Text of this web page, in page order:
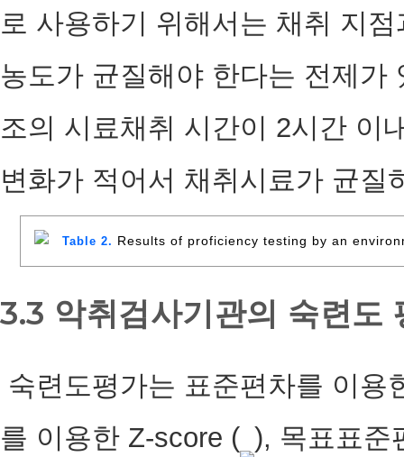
로 사용하기 위해서는 채취 지
농도가 균질해야 한다는 전제
조의 시료채취 시간이 2시간 이
변화가 적어서 채취시료가 균질
Table 2. Results of proficiency testing by an
3.3 악취검사기관의 숙련도
숙련도평가는 표준편차를 이용
를 이용한 Z-score ( ), 목표표준